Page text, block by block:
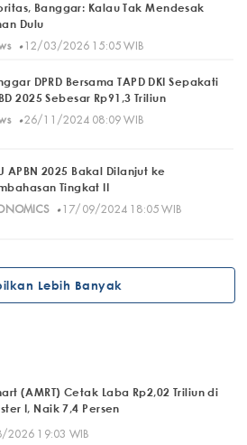
Banggar: Kalau Tak Mendesak
Dulu
· 12/03/2026 15:05 WIB
DPRD Bersama TAPD DKI Sepakati
2025 Sebesar Rp91,3 Triliun
· 26/11/2024 08:09 WIB
APBN 2025 Bakal Dilanjut ke
Tingkat II
· 17/09/2024 18:05 WIB
Lebih Banyak
(AMRT) Cetak Laba Rp2,02 Triliun di
I, Naik 7,4 Persen
2026 19:03 WIB